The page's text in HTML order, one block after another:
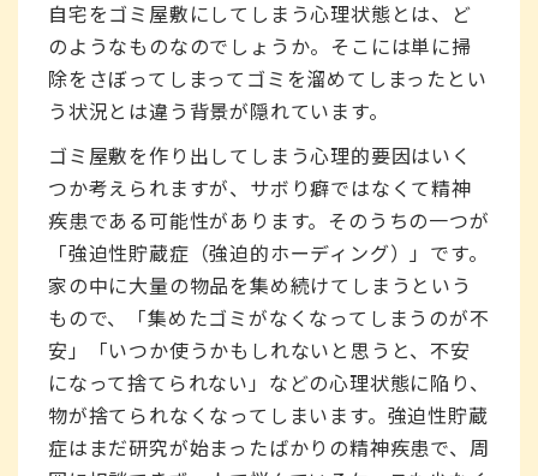
自宅をゴミ屋敷にしてしまう心理状態とは、ど
のようなものなのでしょうか。そこには単に掃
除をさぼってしまってゴミを溜めてしまったとい
う状況とは違う背景が隠れています。
ゴミ屋敷を作り出してしまう心理的要因はいく
つか考えられますが、サボり癖ではなくて精神
疾患である可能性があります。そのうちの一つが
「強迫性貯蔵症（強迫的ホーディング）」です。
家の中に大量の物品を集め続けてしまうという
もので、「集めたゴミがなくなってしまうのが不
安」「いつか使うかもしれないと思うと、不安
になって捨てられない」などの心理状態に陥り、
物が捨てられなくなってしまいます。強迫性貯蔵
症はまだ研究が始まったばかりの精神疾患で、周